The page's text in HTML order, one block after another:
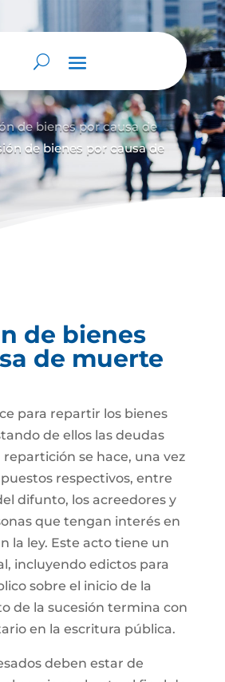
de bienes por causa de
de bienes por causa de
de bienes
de muerte
para repartir los bienes
de ellos las deudas
se hace, una vez
respectivos, entre
difunto, los acreedores y
que tengan interés en
la ley. Este acto tiene un
incluyendo edictos para
sobre el inicio de la
de la sucesión termina con
en la escritura pública.
deben estar de